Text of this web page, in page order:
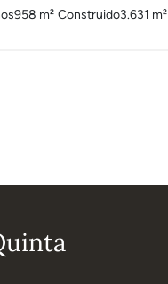
958 m² Construido3.631 m²